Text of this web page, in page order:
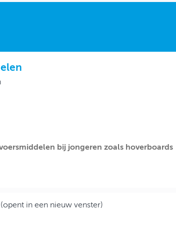
bij jongeren zoals hoverboards
in een nieuw venster)